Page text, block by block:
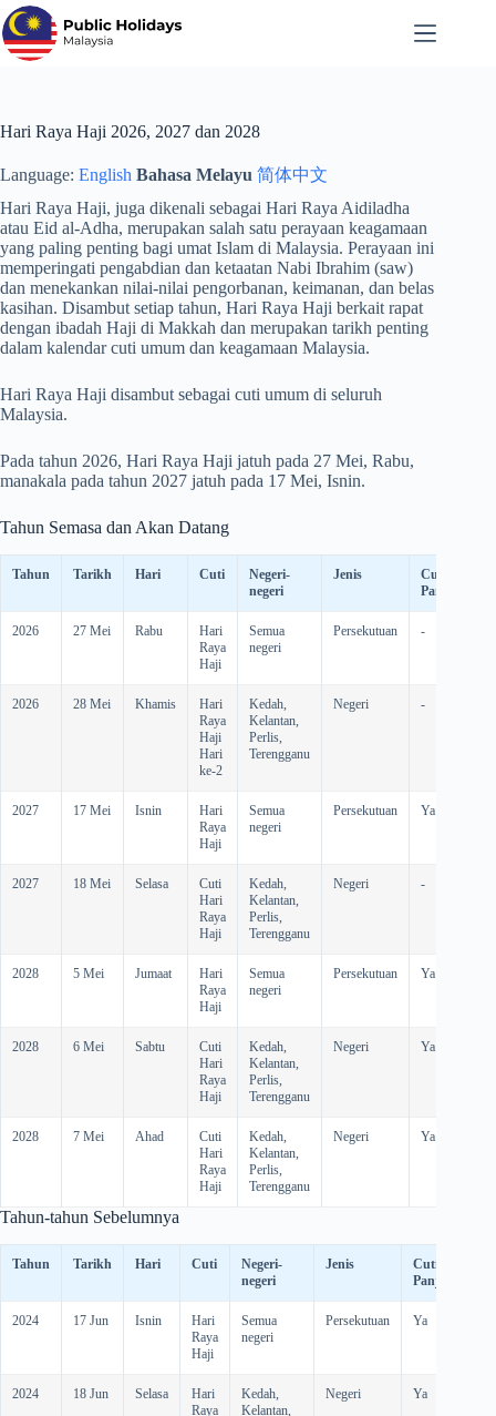
Langkau
ke
kandungan
Hari Raya Haji 2026, 2027 dan 2028
Language: English Bahasa Melayu 简体中文
Hari Raya Haji, juga dikenali sebagai Hari Raya Aidiladha
atau Eid al-Adha, merupakan salah satu perayaan keagamaan
yang paling penting bagi umat Islam di Malaysia. Perayaan ini
memperingati pengabdian dan ketaatan Nabi Ibrahim (saw)
dan menekankan nilai-nilai pengorbanan, keimanan, dan belas
kasihan. Disambut setiap tahun, Hari Raya Haji berkait rapat
dengan ibadah Haji di Makkah dan merupakan tarikh penting
dalam kalendar cuti umum dan keagamaan Malaysia.
Hari Raya Haji disambut sebagai cuti umum di seluruh
Malaysia.
Pada tahun 2026, Hari Raya Haji jatuh pada 27 Mei, Rabu,
manakala pada tahun 2027 jatuh pada 17 Mei, Isnin.
Tahun Semasa dan Akan Datang
Tahun Tarikh Hari Cuti
Negeri-
negeri
Jenis
Cuti
Panjang
2026 27 Mei Rabu
Hari
Raya
Haji
Semua
negeri
Persekutuan -
2026 28 Mei Khamis
Hari
Raya
Haji
Hari
ke-2
Kedah,
Kelantan,
Perlis,
Terengganu
Negeri -
2027 17 Mei Isnin
Hari
Raya
Haji
Semua
negeri
Persekutuan Ya
2027 18 Mei Selasa
Cuti
Hari
Raya
Haji
Kedah,
Kelantan,
Perlis,
Terengganu
Negeri -
2028 5 Mei Jumaat
Hari
Raya
Haji
Semua
negeri
Persekutuan Ya
2028 6 Mei Sabtu
Cuti
Hari
Raya
Haji
Kedah,
Kelantan,
Perlis,
Terengganu
Negeri Ya
2028 7 Mei Ahad
Cuti
Hari
Raya
Haji
Kedah,
Kelantan,
Perlis,
Terengganu
Negeri Ya
Tahun-tahun Sebelumnya
Tahun Tarikh Hari Cuti
Negeri-
negeri
Jenis
Cuti
Panjang
2024 17 Jun Isnin
Hari
Raya
Haji
Semua
negeri
Persekutuan Ya
2024 18 Jun Selasa
Hari
Raya
Kedah,
Kelantan,
Negeri Ya